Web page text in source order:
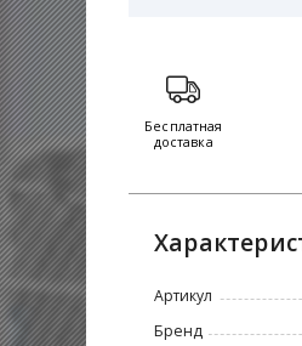
Бесплатная
доставка
Артикул
Бренд